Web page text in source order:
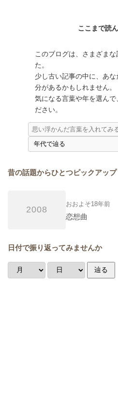
ここまで読
このブログは、さまざま
た。
少し古い記事の中に、あ
分があるかもしれません。
気になる言葉や年を選んで
ださい。
昔の話題からひとつピックアップ
2008
おおよそ18年前
恋想曲
日付で振り返ってみませんか
辿る